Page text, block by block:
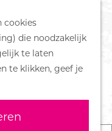
cookies
die noodzakelijk
te laten
te klikken, geef je